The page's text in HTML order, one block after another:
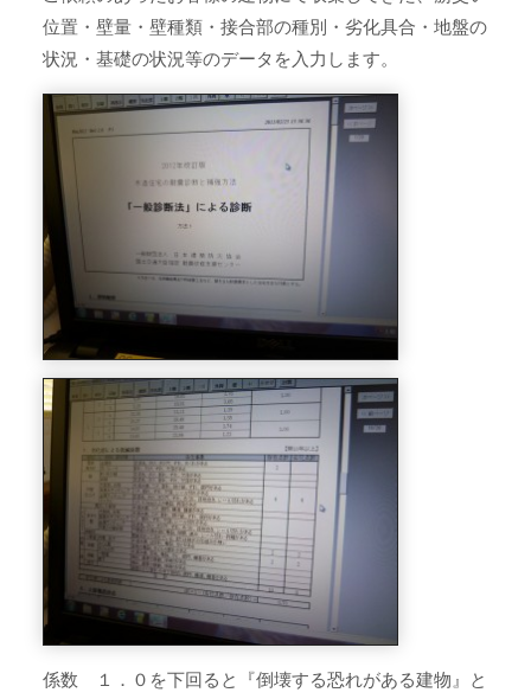
位置・壁量・壁種類・接合部の種別・劣化具合・地盤の
状況・基礎の状況等のデータを入力します。
係数 １．０を下回ると『倒壊する恐れがある建物』と